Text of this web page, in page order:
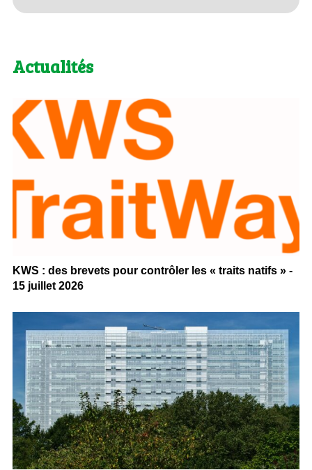
Actualités
KWS : des brevets pour contrôler les « traits natifs » -
15 juillet 2026